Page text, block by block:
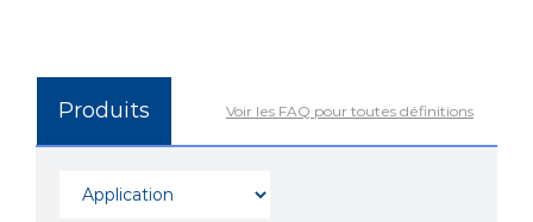
Produits Voir les FAQ pour toutes définitions